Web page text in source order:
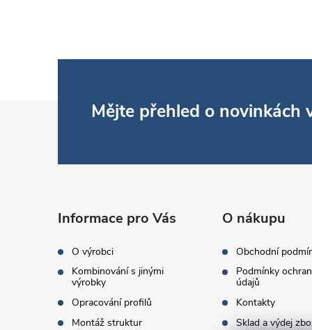
Mějte přehled o novinkách
Informace pro Vás
O výrobci
Kombinování s jinými
výrobky
Opracování profilů
Montáž struktur
O nákupu
Obchodní
Podmínky
údajů
Kontakty
Sklad a výdej